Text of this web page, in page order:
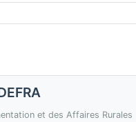
et des Affaires Rurales